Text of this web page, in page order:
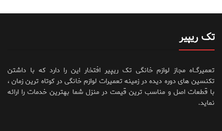
تک ریپیر
تعمیرگــاه مجاز لوازم خانگی تک ریپیر افتخار این را دارد که با داشتن
تکنسین های دوره دیده در زمینه تعمیرات لوازم خانگی در کوتاه ترین زمان ،
با قطعات اصل و مناسب ترین قیمت در منزل شما بهترین خدمات را ارائه
نماید.